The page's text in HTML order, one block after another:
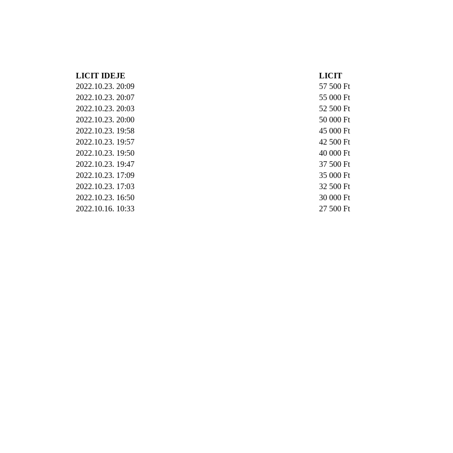
LICIT IDEJE
LICIT
2022.10.23. 20:09 57 500 Ft
2022.10.23. 20:07 55 000 Ft
2022.10.23. 20:03 52 500 Ft
2022.10.23. 20:00 50 000 Ft
2022.10.23. 19:58 45 000 Ft
2022.10.23. 19:57 42 500 Ft
2022.10.23. 19:50 40 000 Ft
2022.10.23. 19:47 37 500 Ft
2022.10.23. 17:09 35 000 Ft
2022.10.23. 17:03 32 500 Ft
2022.10.23. 16:50 30 000 Ft
2022.10.16. 10:33 27 500 Ft